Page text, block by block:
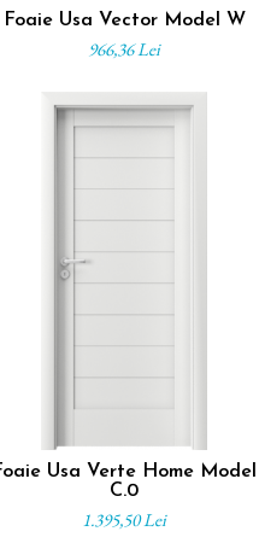
Foaie Usa Vector Model W
966,36 Lei
Usa Verte Home Model
C.0
1.395,50 Lei